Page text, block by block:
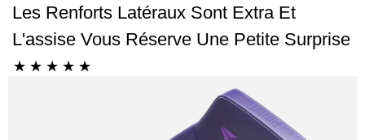
Les Renforts Latéraux Sont Extra Et
L'assise Vous Réserve Une Petite Surprise
☆ ☆ ☆ ☆ ☆